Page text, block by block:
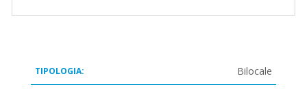
TIPOLOGIA: Bilocale